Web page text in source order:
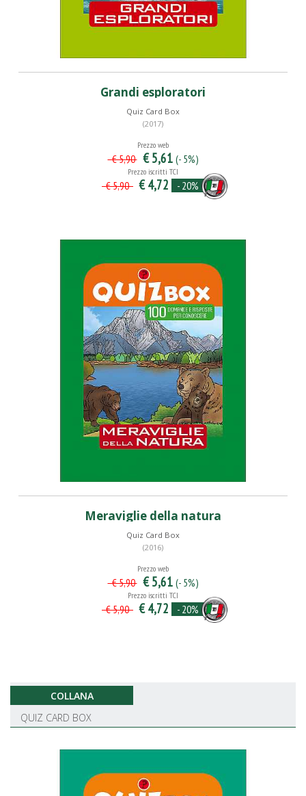
Grandi esploratori
Quiz Card Box
(2017)
Prezzo web
€ 5,90 € 5,61 (- 5%)
Prezzo iscritti TCI
€ 5,90 € 4,72 - 20%
Meraviglie della natura
Quiz Card Box
(2016)
Prezzo web
€ 5,90 € 5,61 (- 5%)
Prezzo iscritti TCI
€ 5,90 € 4,72 - 20%
COLLANA
QUIZ CARD BOX